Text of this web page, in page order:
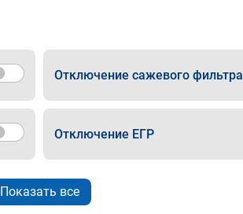
Отключение сажевого фильтра
Отключение ЕГР
Показать все